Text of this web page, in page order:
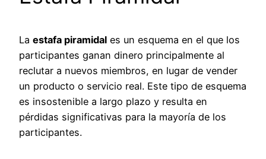
La estafa piramidal es un esquema en el que los
participantes ganan dinero principalmente al
reclutar a nuevos miembros, en lugar de vender
un producto o servicio real. Este tipo de esquema
es insostenible a largo plazo y resulta en
pérdidas significativas para la mayoría de los
participantes.